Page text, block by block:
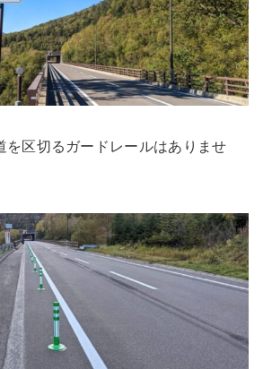
を区切るガードレールはありませ